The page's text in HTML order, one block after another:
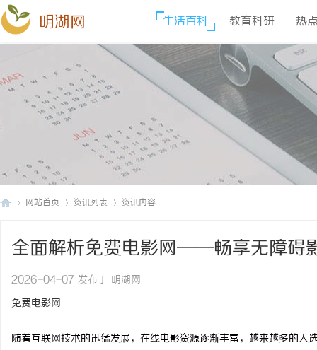
明湖网 生活百科 教育科研 热
网站首页 资讯列表 资讯内容
全面解析免费电影网——畅享无障碍
2026-04-07 发布于 明湖网
免费电影网
随着互联网技术的迅猛发展，在线电影资源逐渐丰富，越来越多的人